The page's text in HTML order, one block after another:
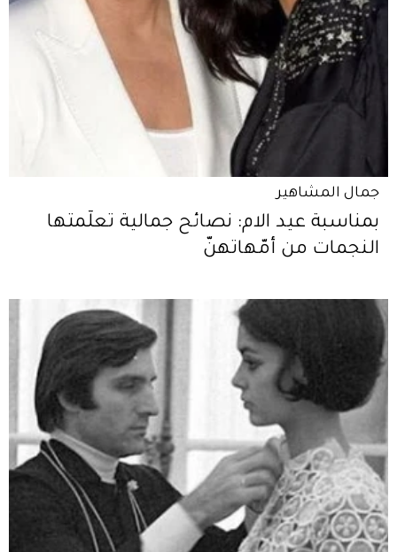
جمال المشاهير
بمناسبة عيد الام: نصائح جمالية تعلّمتها
النجمات من أمّهاتهنّ